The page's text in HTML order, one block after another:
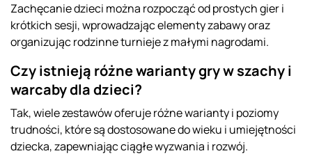
Zachęcanie dzieci można rozpocząć od prostych gier i
krótkich sesji, wprowadzając elementy zabawy oraz
organizując rodzinne turnieje z małymi nagrodami.
Czy istnieją różne warianty gry w szachy i
warcaby dla dzieci?
Tak, wiele zestawów oferuje różne warianty i poziomy
trudności, które są dostosowane do wieku i umiejętności
dziecka, zapewniając ciągłe wyzwania i rozwój.